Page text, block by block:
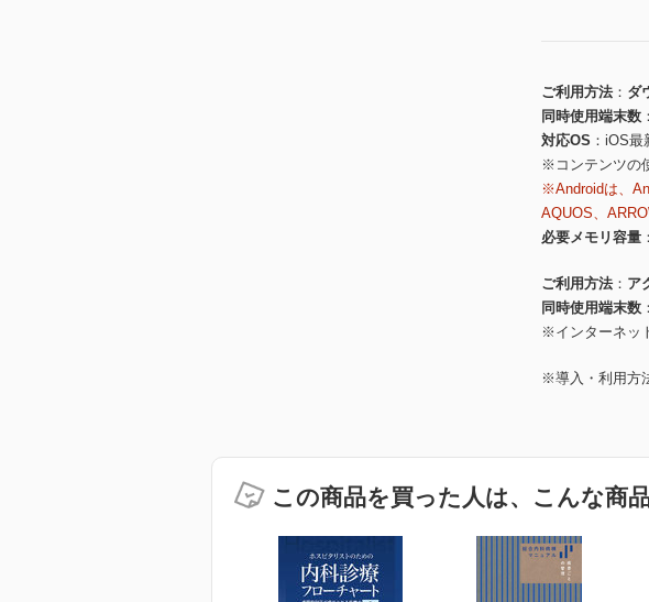
ご利用方法
ダ
同時使用端末数
対応OS
iOS最
※コンテンツの
※Androidは、
AQUOS、
必要メモリ容量
ご利用方法
ア
同時使用端末数
※インターネッ
※導入・利用方
この商品を買った人は、こんな商